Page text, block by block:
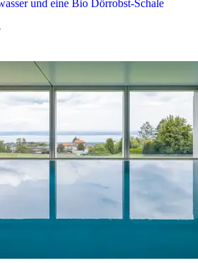
und eine Bio Dörrobst-Schale